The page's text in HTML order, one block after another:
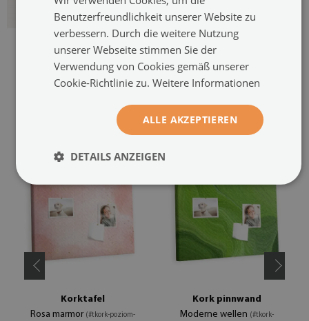
EMPFOHLENE PRODUKTE
Korktafel
Rosa marmor (#tkork-poziom-
Kork pinnwand
Moderne wellen (#tkork-
Benutzerfreundlichkeit unserer Website zu
verbessern. Durch die weitere Nutzung
unserer Webseite stimmen Sie der
Verwendung von Cookies gemäß unserer
Cookie-Richtlinie zu. Weitere Informationen
ALLE AKZEPTIEREN
DETAILS ANZEIGEN